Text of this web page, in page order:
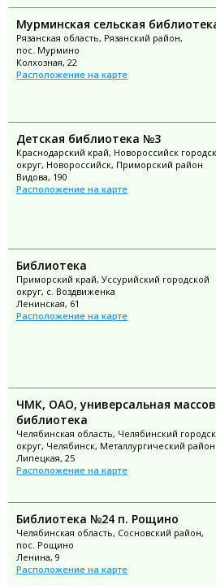
Мурминская сельская
Рязанская область, Рязанский район,
пос. Мурмино
Колхозная, 22
Расположение на карте
Детская библиотека №3
Краснодарский край, Новороссийск
округ, Новороссийск, Приморский район
Видова, 190
Расположение на карте
Библиотека
Приморский край, Уссурийский городской
округ, с. Воздвиженка
Ленинская, 61
Расположение на карте
ЧМК, ОАО, универсальная
библиотека
Челябинская область, Челябинский
округ, Челябинск, Металлургический район
Липецкая, 25
Расположение на карте
Библиотека №24 п. Рощино
Челябинская область, Сосновский район,
пос. Рощино
Ленина, 9
Расположение на карте